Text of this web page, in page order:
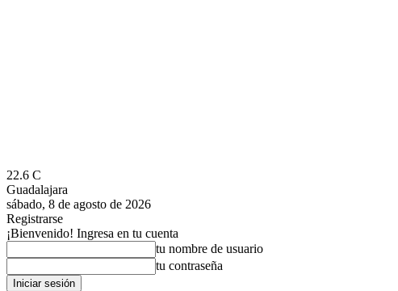
22.6 C
Guadalajara
sábado, 8 de agosto de 2026
Registrarse
¡Bienvenido! Ingresa en tu cuenta
tu nombre de usuario
tu contraseña